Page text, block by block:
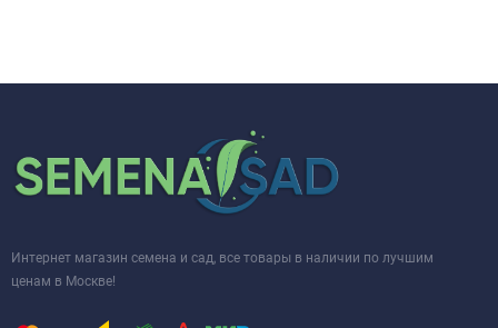
Интернет магазин семена и сад, все товары в наличии по лучшим
ценам в Москве!